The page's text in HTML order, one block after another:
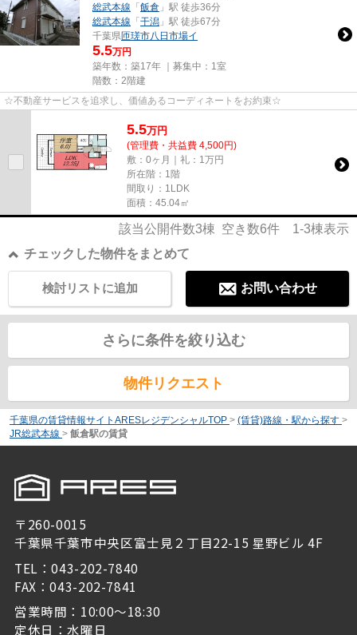
総武本線 「飯倉 」駅 徒歩36分
総武本線 「干潟 」駅 徒歩67分
千葉県匝瑳市八日市場イ
5.5万円
築年数：築17年 ｜募集中： 1室
階数：2階建
☆不動産サービスを追求し、価値あるコーディネートをお約束☆
5.5万円
(管理費・共益費 4,500円)
敷：0ヶ月｜礼：1万円
所在階：1階
間取り：1LDK
面積：45.04㎡
該当公開件数3棟 空き数6件 1-3棟表示
チェックした物件をまとめて
お問い合わせ
検討リストに追加
さらに条件を絞り込む
物件リクエスト
千葉県の賃貸情報サイトARESレジデンシャルTOP > (賃貸)路線・駅から探す >
JR総武本線 > 飯倉駅の賃貸
〒260-0015
千葉県千葉市中央区富士見２丁目22-15 星野ビル 4F
TEL：043-202-7840
FAX：043-202-7841
営業時間：10:00～18:30
定休日：水曜日